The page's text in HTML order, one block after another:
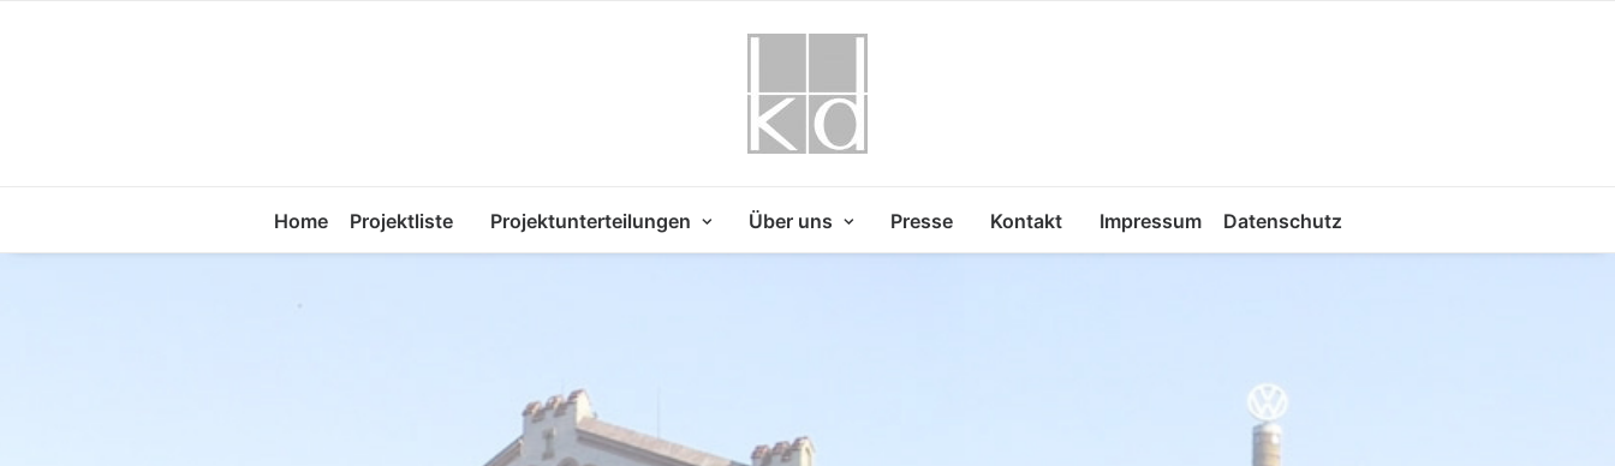
Home Projektliste Projektunterteilungen Über uns Presse Kontakt Impressum Datenschutz